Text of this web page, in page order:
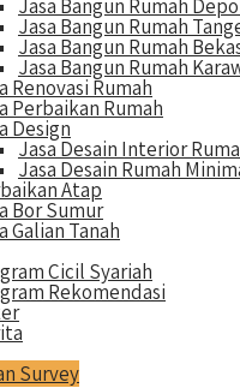
Jasa Bangun Rumah
Jasa Bangun Rumah
Jasa Bangun Rumah
Jasa Bangun Rumah
Renovasi Rumah
Perbaikan Rumah
Design
Jasa Desain Interior
Jasa Desain Rumah
Atap
Bor Sumur
Galian Tanah
Cicil Syariah
Rekomendasi
Survey